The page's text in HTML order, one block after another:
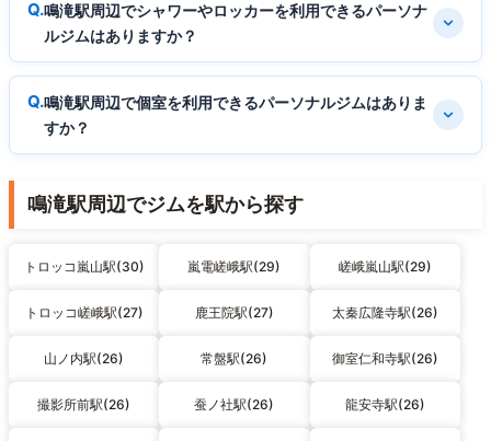
鳴滝駅周辺でシャワーやロッカーを利用できるパーソナ
ルジムはありますか？
鳴滝駅周辺で個室を利用できるパーソナルジムはありま
すか？
鳴滝駅周辺でジムを駅から探す
トロッコ嵐山駅(30) 嵐電嵯峨駅(29) 嵯峨嵐山駅(29)
トロッコ嵯峨駅(27) 鹿王院駅(27) 太秦広隆寺駅(26)
山ノ内駅(26) 常盤駅(26) 御室仁和寺駅(26)
撮影所前駅(26) 蚕ノ社駅(26) 龍安寺駅(26)